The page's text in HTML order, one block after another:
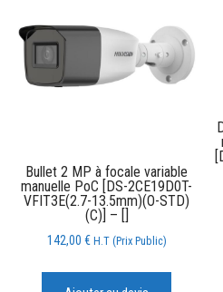
Bullet 2 MP à focale variable
manuelle PoC [DS-2CE19D0T-
VFIT3E(2.7-13.5mm)(O-STD)
(C)] – []
142,00 € H.T (Prix Public)